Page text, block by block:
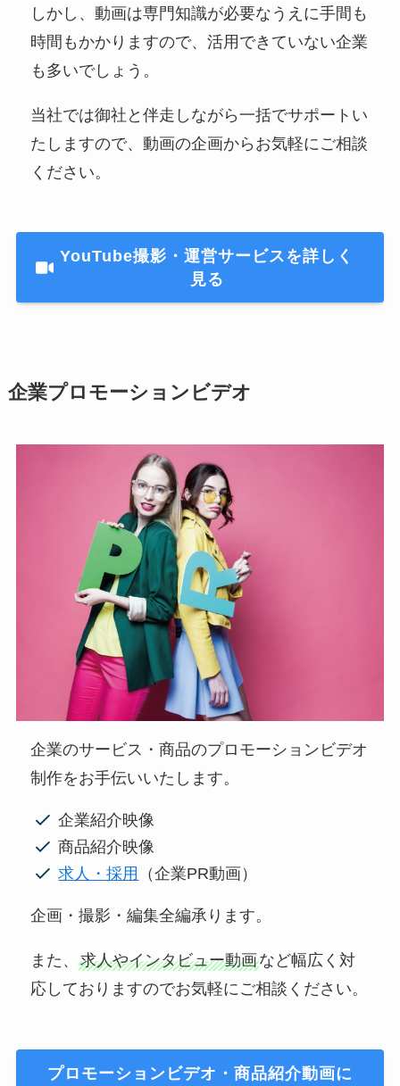
しかし、動画は専門知識が必要なうえに手間も
時間もかかりますので、活用できていない企業
も多いでしょう。
当社では御社と伴走しながら一括でサポートい
たしますので、動画の企画からお気軽にご相談
ください。
YouTube撮影・運営サービスを詳しく
見る
企業プロモーションビデオ
企業のサービス・商品のプロモーションビデオ
制作をお手伝いいたします。
企業紹介映像
商品紹介映像
求人・採用
（企業PR動画）
企画・撮影・編集全編承ります。
また、求人やインタビュー動画など幅広く対
応しておりますのでお気軽にご相談ください。
プロモーションビデオ・商品紹介動画に